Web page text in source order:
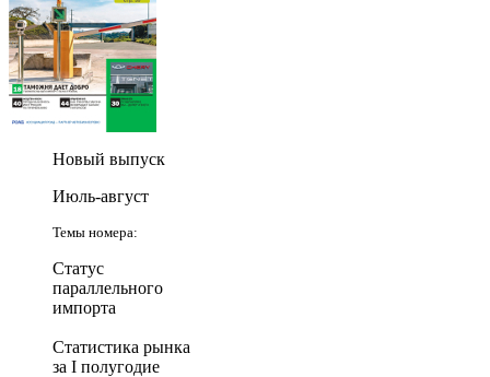
Новый выпуск
Июль-август
Темы номера:
Статус
параллельного
импорта
Статистика рынка
за I полугодие